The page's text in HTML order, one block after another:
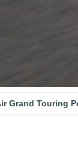
Grand Touring